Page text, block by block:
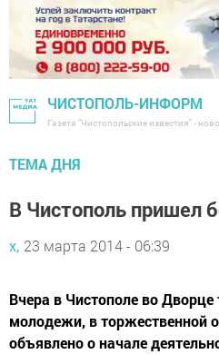
ЧИСТОПОЛЬ-ИНФОРМ
Газета "Чистопольские известия" -
ТЕМА ДНЯ
В Чистополь пришел
х, 23 марта 2014 - 06:39
Вчера в Чистополе во Дворце
молодежи, в торжественной
объявлено о начале